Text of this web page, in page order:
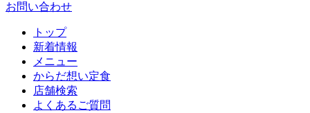
お問い合わせ
トップ
新着情報
メニュー
からだ想い定食
店舗検索
よくあるご質問